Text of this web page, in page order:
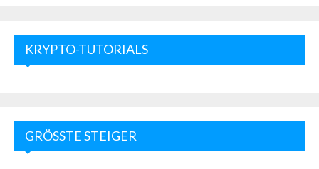
KRYPTO-TUTORIALS
GRÖSSTE STEIGER